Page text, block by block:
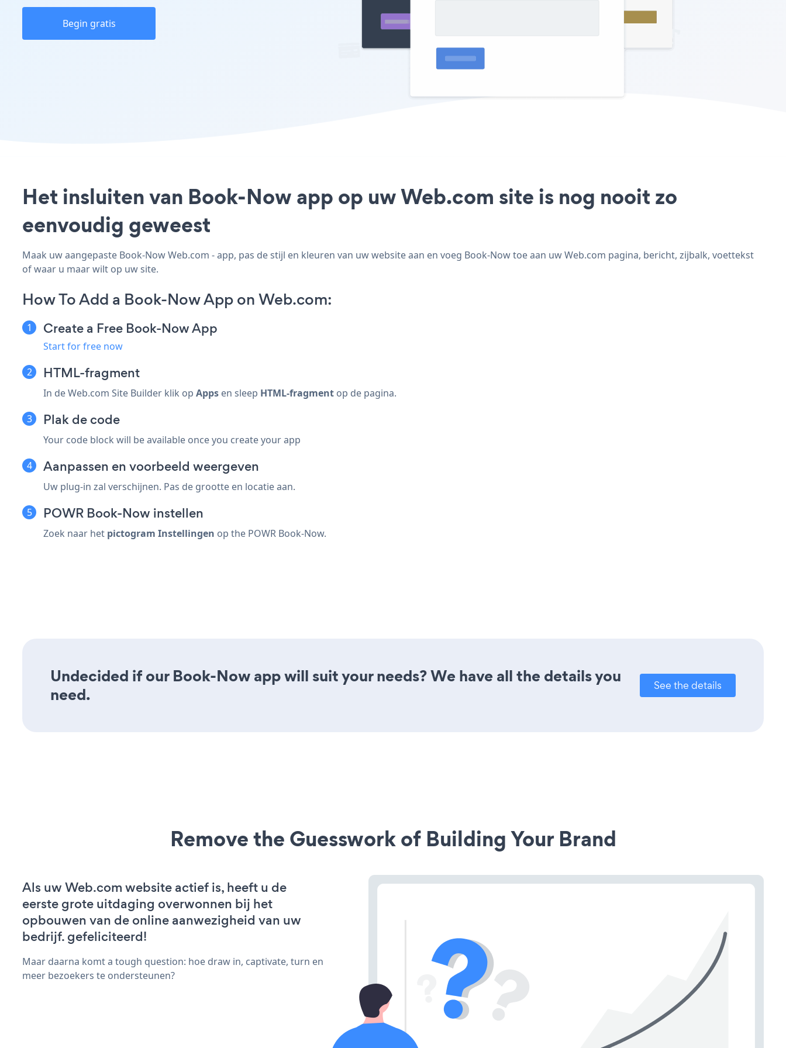
Begin gratis
Het insluiten van Book-Now app op uw Web.com site is nog nooit zo
eenvoudig geweest
Maak uw aangepaste Book-Now Web.com - app, pas de stijl en kleuren van uw website aan en voeg Book-Now toe aan uw Web.com pagina, bericht, zijbalk, voettekst
of waar u maar wilt op uw site.
How To Add a Book-Now App on Web.com:
Create a Free Book-Now App
Start for free now
HTML-fragment
In de Web.com Site Builder klik op Apps en sleep HTML-fragment op de pagina.
Plak de code
Your code block will be available once you create your app
Aanpassen en voorbeeld weergeven
Uw plug-in zal verschijnen. Pas de grootte en locatie aan.
POWR Book-Now instellen
Zoek naar het pictogram Instellingen op the POWR Book-Now.
Undecided if our Book-Now app will suit your needs? We have all the details you
need.
See the details
Remove the Guesswork of Building Your Brand
Als uw Web.com website actief is, heeft u de
eerste grote uitdaging overwonnen bij het
opbouwen van de online aanwezigheid van uw
bedrijf. gefeliciteerd!
Maar daarna komt a tough question: hoe draw in, captivate, turn en
meer bezoekers te ondersteunen?